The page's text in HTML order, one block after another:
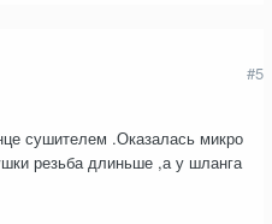
#5
сушителем .Оказалась микро
резьба длиньше ,а у шланга